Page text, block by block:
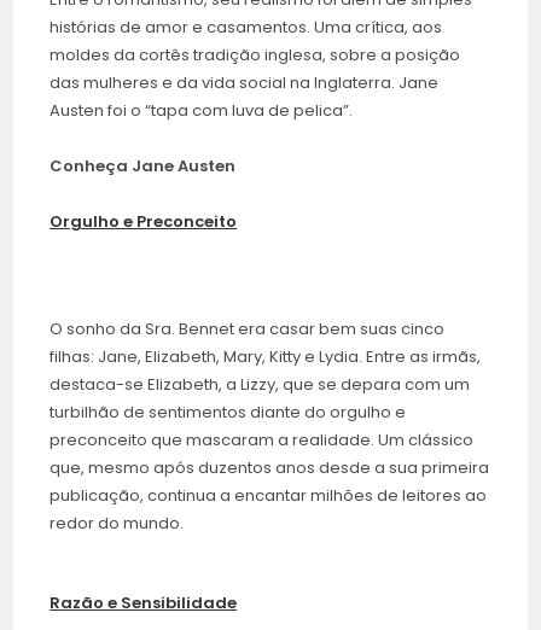
histórias de amor e casamentos. Uma crítica, aos
moldes da cortês tradição inglesa, sobre a posição
das mulheres e da vida social na Inglaterra. Jane
Austen foi o “tapa com luva de pelica”.
Conheça Jane Austen
Orgulho e Preconceito
O sonho da Sra. Bennet era casar bem suas cinco
filhas: Jane, Elizabeth, Mary, Kitty e Lydia. Entre as irmãs,
destaca-se Elizabeth, a Lizzy, que se depara com um
turbilhão de sentimentos diante do orgulho e
preconceito que mascaram a realidade. Um clássico
que, mesmo após duzentos anos desde a sua primeira
publicação, continua a encantar milhões de leitores ao
redor do mundo.
Razão e Sensibilidade